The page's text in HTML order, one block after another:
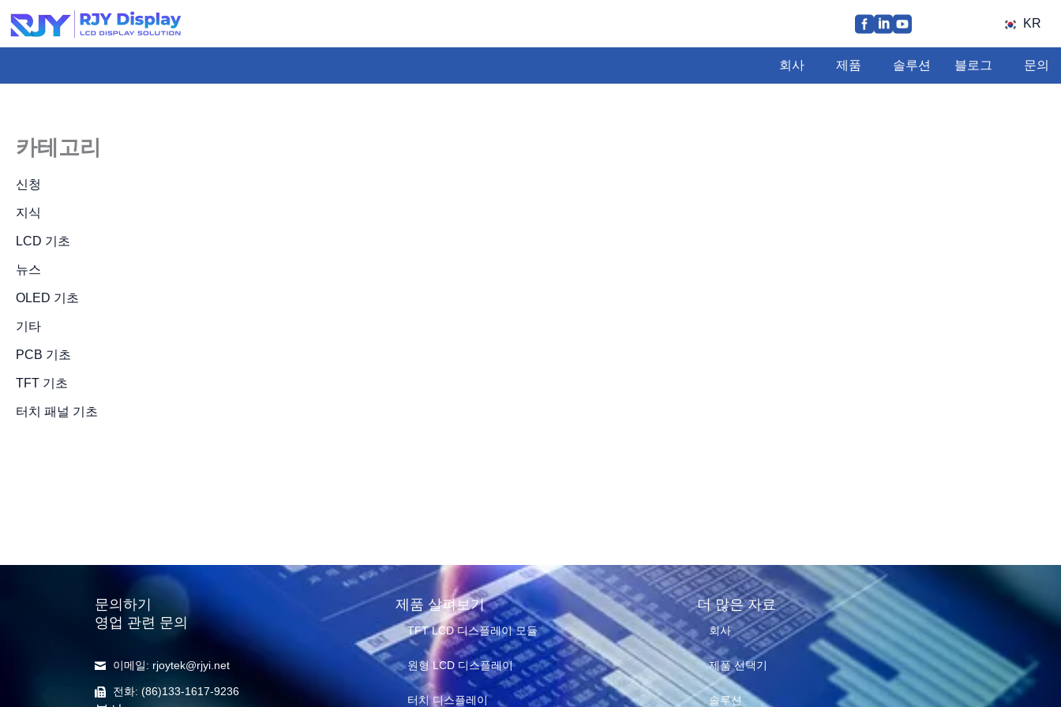
콘
텐
로
KR
회사 제품 솔루션 블로그 문의
카테고리
신청
지식
LCD 기초
뉴스
OLED 기초
기타
PCB 기초
TFT 기초
터치 패널 기초
문의하기
영업 관련 문의
이메일: rjoytek@rjyi.net
전화: (86)133-1617-9236
제품 살펴보기
TFT LCD 디스플레이 모듈
원형 LCD 디스플레이
터치 디스플레이
더 많은 자료
회사
제품 선택기
솔루션